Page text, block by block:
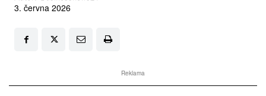
3. června 2026
Reklama